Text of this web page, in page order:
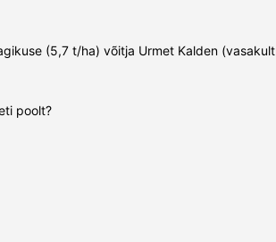
(5,7 t/ha) võitja Urmet Kalden (vasakult
poolt?